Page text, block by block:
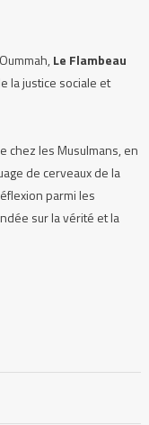
Le Flambeau
la justice sociale et
chez les Musulmans, en
de cerveaux de la
parmi les
sur la vérité et la
toutes les injustices,
où qu’ils soient.